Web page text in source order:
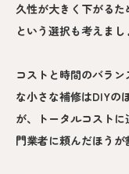
久性が大きく下がる
という選択も考えまし
コストと時間のバラ
な小さな補修はDIYの
が、トータルコスト
門業者に頼んだほうが